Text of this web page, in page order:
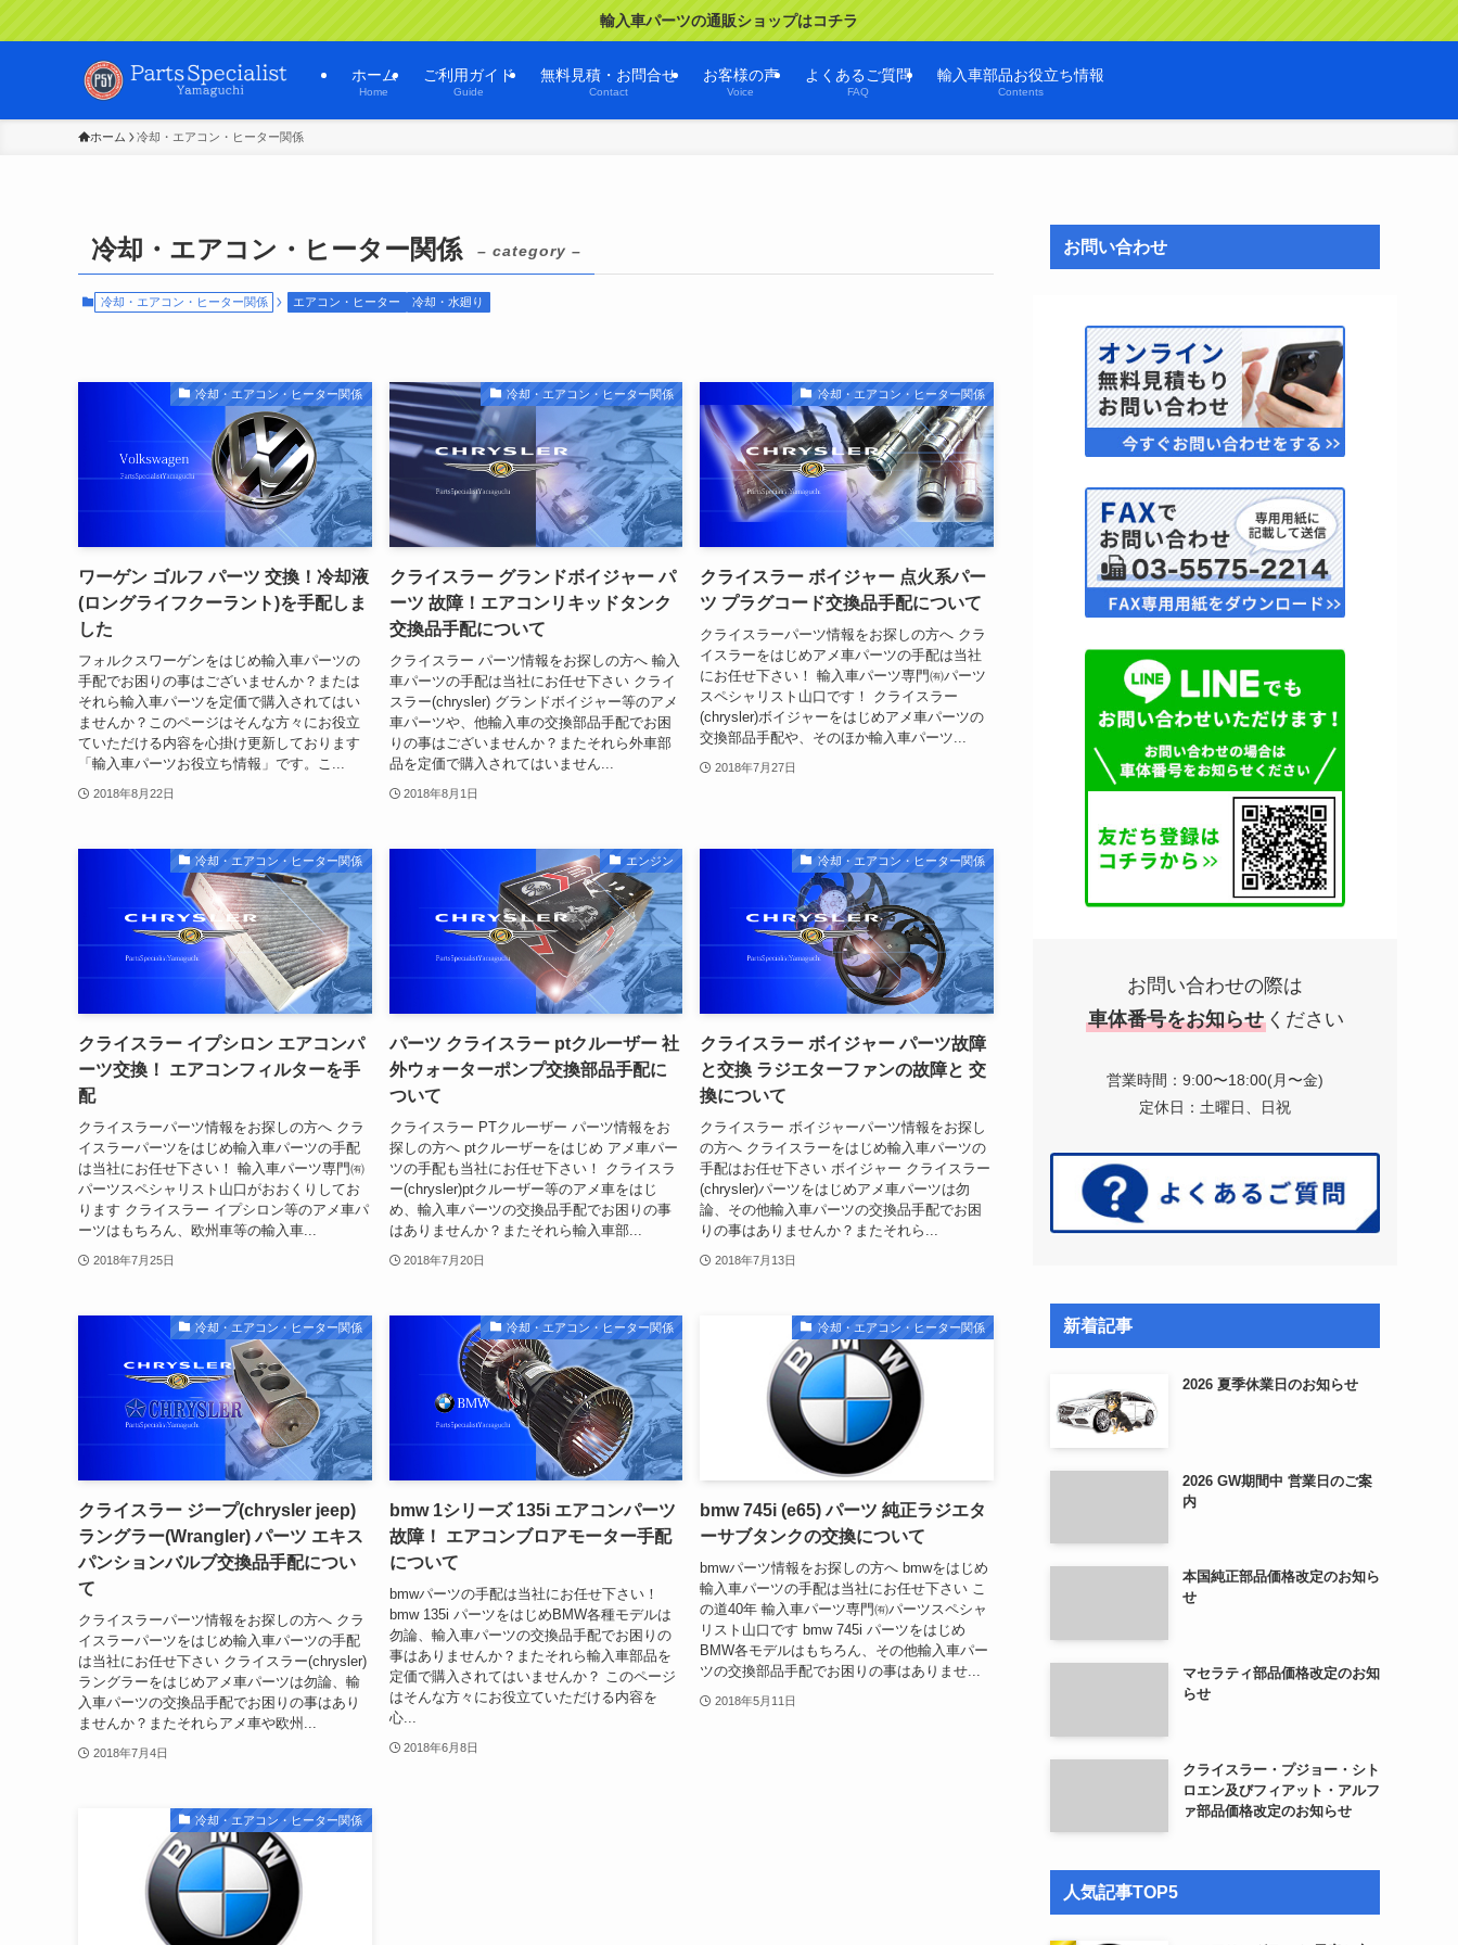
輸入車パーツの通販ショップはコチラ
ホーム
Home
ご利用ガイド
Guide
無料見積・お問合せ
Contact
お客様の声
Voice
よくあるご質問
FAQ
輸入車部品お役立ち情報
Contents
ホーム 冷却・エアコン・ヒーター関係
冷却・エアコン・ヒーター関係 – category –
冷却・エアコン・ヒーター関係 エアコン・ヒーター 冷却・水廻り
冷却・エアコン・ヒーター関係
ワーゲン ゴルフ パーツ 交換！冷却液
(ロングライフクーラント)を手配しま
した
フォルクスワーゲンをはじめ輸入車パーツの
手配でお困りの事はございませんか？または
それら輸入車パーツを定価で購入されてはい
ませんか？このページはそんな方々にお役立
ていただける内容を心掛け更新しております
「輸入車パーツお役立ち情報」です。こ...
2018年8月22日
冷却・エアコン・ヒーター関係
クライスラー グランドボイジャー パ
ーツ 故障！エアコンリキッドタンク
交換品手配について
クライスラー パーツ情報をお探しの方へ 輸入
車パーツの手配は当社にお任せ下さい クライ
スラー(chrysler) グランドボイジャー等のアメ
車パーツや、他輸入車の交換部品手配でお困
りの事はございませんか？またそれら外車部
品を定価で購入されてはいません...
2018年8月1日
冷却・エアコン・ヒーター関係
クライスラー ボイジャー 点火系パー
ツ プラグコード交換品手配について
クライスラーパーツ情報をお探しの方へ クラ
イスラーをはじめアメ車パーツの手配は当社
にお任せ下さい！ 輸入車パーツ専門㈲パーツ
スペシャリスト山口です！ クライスラー
(chrysler)ボイジャーをはじめアメ車パーツの
交換部品手配や、そのほか輸入車パーツ...
2018年7月27日
冷却・エアコン・ヒーター関係
クライスラー イプシロン エアコンパ
ーツ交換！ エアコンフィルターを手
配
クライスラーパーツ情報をお探しの方へ クラ
イスラーパーツをはじめ輸入車パーツの手配
は当社にお任せ下さい！ 輸入車パーツ専門㈲
パーツスペシャリスト山口がおおくりしてお
ります クライスラー イプシロン等のアメ車パ
ーツはもちろん、欧州車等の輸入車...
2018年7月25日
エンジン
パーツ クライスラー ptクルーザー 社
外ウォーターポンプ交換部品手配に
ついて
クライスラー PTクルーザー パーツ情報をお
探しの方へ ptクルーザーをはじめ アメ車パー
ツの手配も当社にお任せ下さい！ クライスラ
ー(chrysler)ptクルーザー等のアメ車をはじ
め、輸入車パーツの交換品手配でお困りの事
はありませんか？またそれら輸入車部...
2018年7月20日
冷却・エアコン・ヒーター関係
クライスラー ボイジャー パーツ故障
と交換 ラジエターファンの故障と 交
換について
クライスラー ボイジャーパーツ情報をお探し
の方へ クライスラーをはじめ輸入車パーツの
手配はお任せ下さい ボイジャー クライスラー
(chrysler)パーツをはじめアメ車パーツは勿
論、その他輸入車パーツの交換品手配でお困
りの事はありませんか？またそれら...
2018年7月13日
冷却・エアコン・ヒーター関係
クライスラー ジープ(chrysler jeep)
ラングラー(Wrangler) パーツ エキス
パンションバルブ交換品手配につい
て
クライスラーパーツ情報をお探しの方へ クラ
イスラーパーツをはじめ輸入車パーツの手配
は当社にお任せ下さい クライスラー(chrysler)
ラングラーをはじめアメ車パーツは勿論、輸
入車パーツの交換品手配でお困りの事はあり
ませんか？またそれらアメ車や欧州...
2018年7月4日
冷却・エアコン・ヒーター関係
bmw 1シリーズ 135i エアコンパーツ
故障！ エアコンブロアモーター手配
について
bmwパーツの手配は当社にお任せ下さい！
bmw 135i パーツをはじめBMW各種モデルは
勿論、輸入車パーツの交換品手配でお困りの
事はありませんか？またそれら輸入車部品を
定価で購入されてはいませんか？ このページ
はそんな方々にお役立ていただける内容を
心...
2018年6月8日
冷却・エアコン・ヒーター関係
bmw 745i (e65) パーツ 純正ラジエタ
ーサブタンクの交換について
bmwパーツ情報をお探しの方へ bmwをはじめ
輸入車パーツの手配は当社にお任せ下さい こ
の道40年 輸入車パーツ専門㈲パーツスペシャ
リスト山口です bmw 745i パーツをはじめ
BMW各モデルはもちろん、その他輸入車パー
ツの交換部品手配でお困りの事はありませ...
2018年5月11日
冷却・エアコン・ヒーター関係
お問い合わせ
お問い合わせの際は
車体番号をお知らせ ください
営業時間：9:00〜18:00(月〜金)
定休日：土曜日、日祝
新着記事
2026 夏季休業日のお知らせ
2026 GW期間中 営業日のご案
内
本国純正部品価格改定のお知ら
せ
マセラティ部品価格改定のお知
らせ
クライスラー・プジョー・シト
ロエン及びフィアット・アルフ
ァ部品価格改定のお知らせ
人気記事TOP5